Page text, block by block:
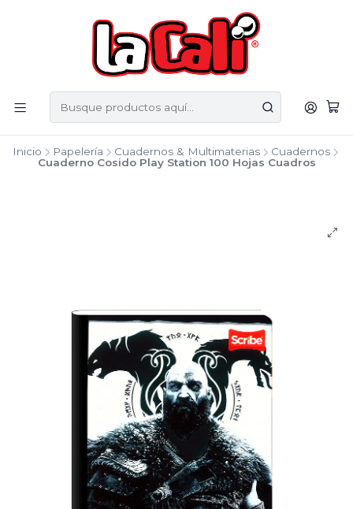
Inicio Papelería Cuadernos & Multimaterias
Cuadernos
Cuaderno Cosido Play Station 100 Hojas Cuadros